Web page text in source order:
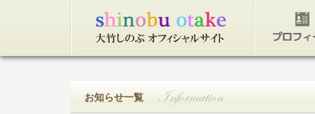
お知らせ一覧